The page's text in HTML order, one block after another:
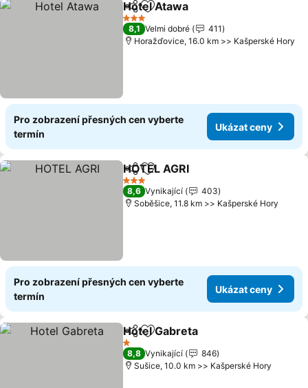
SdíletPřidat na seznam oblíbených
Hotel Atawa
3 Počet hvězdiček
8,1 Velmi dobré
411
Horažďovice, 16.0 km >> Kašperské Hory
Pro zobrazení přesných cen vyberte
termín
Ukázat ceny
SdíletPřidat na seznam oblíbených
HOTEL AGRI
3 Počet hvězdiček
8,6 Vynikající
403
Soběšice, 11.8 km >> Kašperské Hory
Pro zobrazení přesných cen vyberte
termín
Ukázat ceny
SdíletPřidat na seznam oblíbených
Hotel Gabreta
1 Počet hvězdiček
8,8 Vynikající
846
Sušice, 10.0 km >> Kašperské Hory